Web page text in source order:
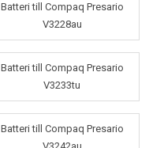
Batteri till Compaq Presario
V3228au
Batteri till Compaq Presario
V3233tu
Batteri till Compaq Presario